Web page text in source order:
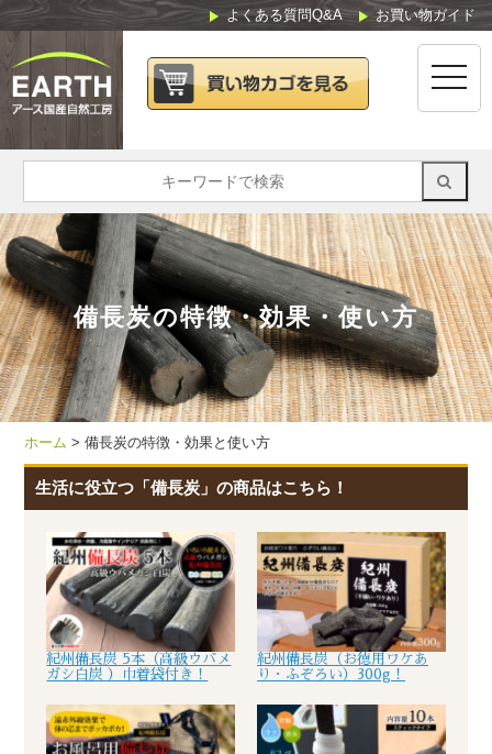
お買い物ガイド
よくある質問Q&A
toggle
備長炭の特徴・効果・使い方
ホーム >備長炭の特徴・効果と使い方
生活に役立つ「備長炭」の商品はこちら！
紀州備長炭 5本（高級ウバメ
ガシ白炭 ）巾着袋付き！
紀州備長炭（お徳用ワケあ
り・ふぞろい）300g！